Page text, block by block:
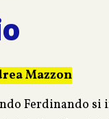
Mazzon
Ferdinando si